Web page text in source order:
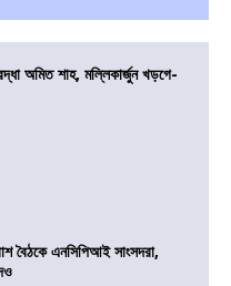
অমিত শাহ, মল্লিকার্জুন খড়গে-
বৈঠকে এনসিপিআই সাংসদরা,